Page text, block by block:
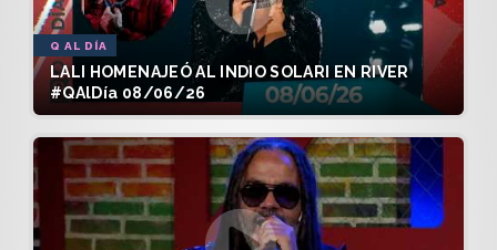
Q AL DÍA
LALI HOMENAJEÓ AL INDIO SOLARI EN RIVER
#QAlDía 08/06/26